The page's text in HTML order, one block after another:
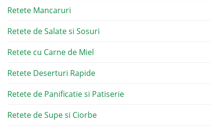
Retete Mancaruri
Retete de Salate si Sosuri
Retete cu Carne de Miel
Retete Deserturi Rapide
Retete de Panificatie si Patiserie
Retete de Supe si Ciorbe